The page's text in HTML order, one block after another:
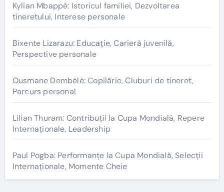
Kylian Mbappé: Istoricul familiei, Dezvoltarea
tineretului, Interese personale
Bixente Lizarazu: Educație, Carieră juvenilă,
Perspective personale
Ousmane Dembélé: Copilărie, Cluburi de tineret,
Parcurs personal
Lilian Thuram: Contribuții la Cupa Mondială, Repere
Internaționale, Leadership
Paul Pogba: Performanțe la Cupa Mondială, Selecții
Internaționale, Momente Cheie